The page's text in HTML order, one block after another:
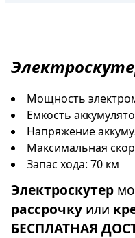
Мощность
Емкость
Напряжение
Максимальная
Запас хода: 70 км
Электроскутер
рассрочку или
БЕСПЛАТНАЯ